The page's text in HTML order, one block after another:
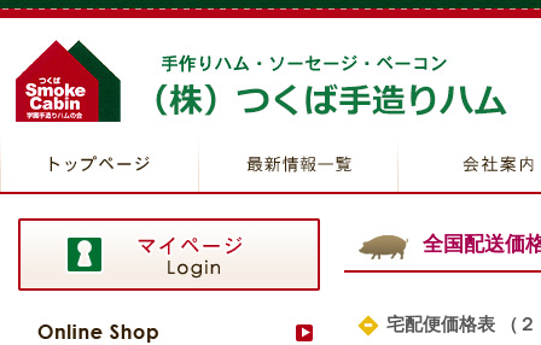
全国配送価
宅配便価格表 （